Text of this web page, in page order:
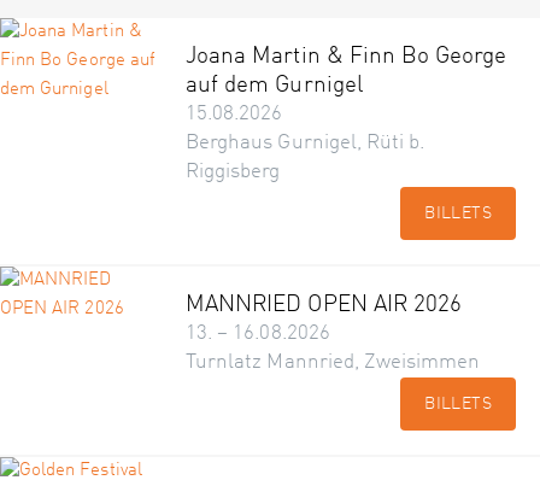
Joana Martin & Finn Bo George
auf dem Gurnigel
15.08.2026
Berghaus Gurnigel, Rüti b.
Riggisberg
BILLETS
MANNRIED OPEN AIR 2026
13. – 16.08.2026
Turnlatz Mannried, Zweisimmen
BILLETS